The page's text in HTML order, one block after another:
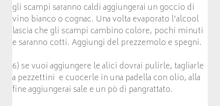
gli scampi saranno caldi aggiungerai un goccio di
vino bianco o cognac. Una volta evaporato l’alcool
lascia che gli scampi cambino colore, pochi minuti
e saranno cotti. Aggiungi del prezzemolo e spegni.
6) se vuoi aggiungere le alici dovrai pulirle, tagliarle
a pezzettini e cuocerle in una padella con olio, alla
fine aggiungerai sale e un pò di pangrattato.